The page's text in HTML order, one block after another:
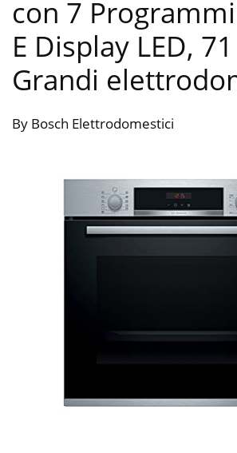
con 7
E Display LED,
Grandi
By Bosch Elettrodomestici